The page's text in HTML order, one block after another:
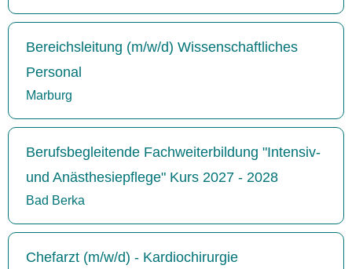
Bereichsleitung (m/w/d) Wissenschaftliches
Personal
Marburg
Berufsbegleitende Fachweiterbildung "Intensiv-
und Anästhesiepflege" Kurs 2027 - 2028
Bad Berka
Chefarzt (m/w/d) - Kardiochirurgie